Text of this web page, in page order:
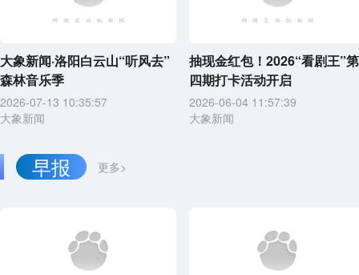
大象新闻·洛阳白云山“听风去”
森林音乐季
2026-07-13 10:35:57
大象新闻
抽现金红包！2026“看剧王”第
四期打卡活动开启
2026-06-04 11:57:39
大象新闻
更多>
早报